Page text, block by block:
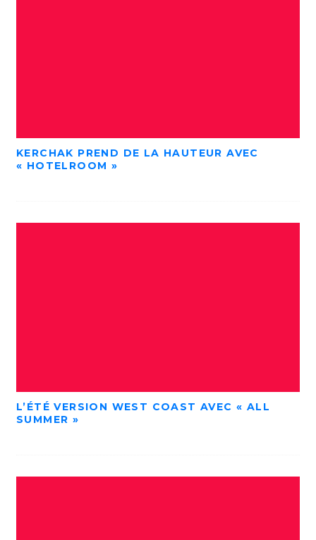
KERCHAK PREND DE LA HAUTEUR AVEC
« HOTELROOM »
L’ÉTÉ VERSION WEST COAST AVEC « ALL
SUMMER »